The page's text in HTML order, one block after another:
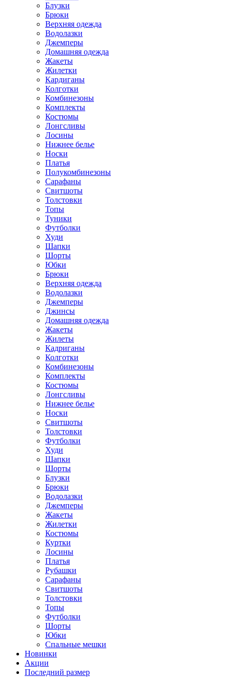
Блузки
Брюки
Верхняя одежда
Водолазки
Джемперы
Домашняя одежда
Жакеты
Жилетки
Кардиганы
Колготки
Комбинезоны
Комплекты
Костюмы
Лонгсливы
Лосины
Нижнее белье
Носки
Платья
Полукомбинезоны
Сарафаны
Свитшоты
Толстовки
Топы
Туники
Футболки
Худи
Шапки
Шорты
Юбки
Брюки
Верхняя одежда
Водолазки
Джемперы
Джинсы
Домашняя одежда
Жакеты
Жилеты
Кадриганы
Колготки
Комбинезоны
Комплекты
Костюмы
Лонгсливы
Нижнее белье
Носки
Свитшоты
Толстовки
Футболки
Худи
Шапки
Шорты
Блузки
Брюки
Водолазки
Джемперы
Жакеты
Жилетки
Костюмы
Куртки
Лосины
Платья
Рубашки
Сарафаны
Свитшоты
Толстовки
Топы
Футболки
Шорты
Юбки
Спальные мешки
Новинки
Акции
Последний размер